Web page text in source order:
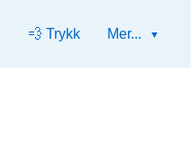
💨 Trykk Mer...